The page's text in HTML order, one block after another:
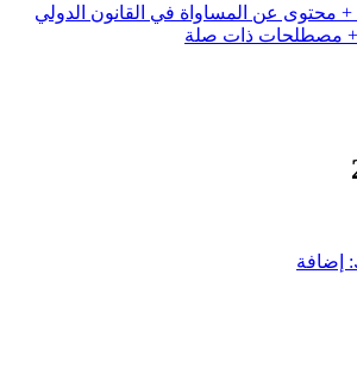
محتوى عن المساواة في القانون الدولي
+ مصطلحات ذات صلة
إضافة